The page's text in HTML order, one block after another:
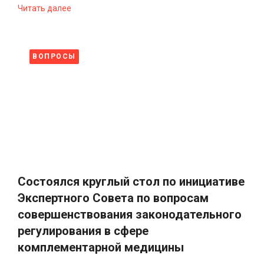
Читать далее
ВОПРОСЫ
Состоялся круглый стол по инициативе
Экспертного Совета по вопросам
совершенствования законодательного
регулирования в сфере
комплементарной медицины